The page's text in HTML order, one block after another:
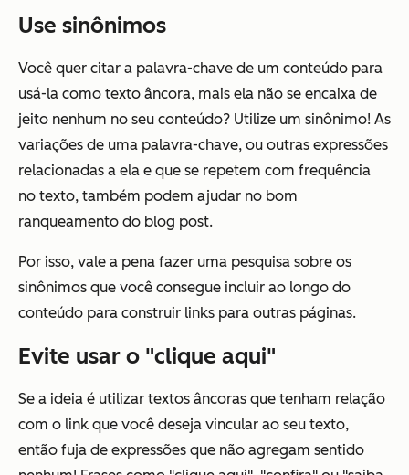
Use sinônimos
Você quer citar a palavra-chave de um conteúdo para
usá-la como texto âncora, mais ela não se encaixa de
jeito nenhum no seu conteúdo? Utilize um sinônimo! As
variações de uma palavra-chave, ou outras expressões
relacionadas a ela e que se repetem com frequência
no texto, também podem ajudar no bom
ranqueamento do blog post.
Por isso, vale a pena fazer uma pesquisa sobre os
sinônimos que você consegue incluir ao longo do
conteúdo para construir links para outras páginas.
Evite usar o "clique aqui"
Se a ideia é utilizar textos âncoras que tenham relação
com o link que você deseja vincular ao seu texto,
então fuja de expressões que não agregam sentido